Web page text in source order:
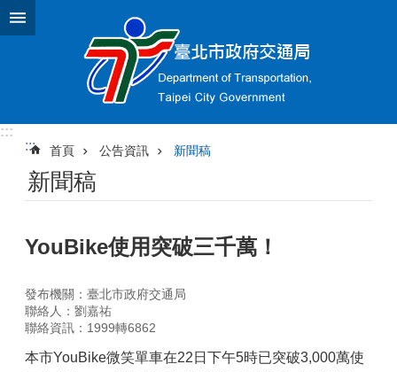
跳到主要內容區塊
:::
:::
首頁 公告資訊 新聞稿
新聞稿
YouBike使用突破三千萬！
發布機關：臺北市政府交通局
聯絡人：劉嘉祐
聯絡資訊：1999轉6862
本市YouBike微笑單車在22日下午5時已突破3,000萬使